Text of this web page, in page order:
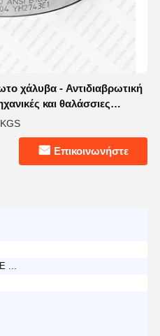
χάλυβα - Αντιδιαβρωτική
και θαλάσσιες
Επικοινωνήστε
...